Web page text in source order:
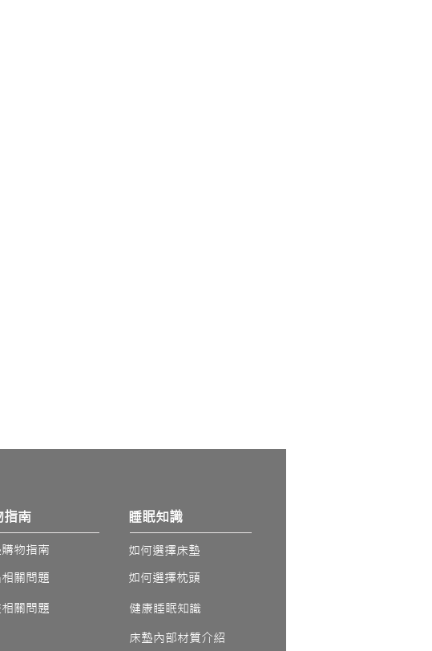
指南
物指南
關問題
關問題
​睡眠知識
如何選擇床墊
如何選擇枕頭
​健康睡眠知識
床墊內部材質介紹